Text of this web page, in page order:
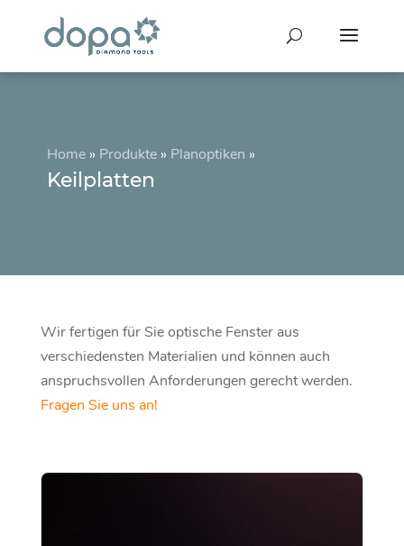
Home» Produkte» Planoptiken »
Keilplatten
Wir fertigen für Sie optische Fenster aus
verschiedensten Materialien und können auch
anspruchsvollen Anforderungen gerecht werden.
Fragen Sie uns an!